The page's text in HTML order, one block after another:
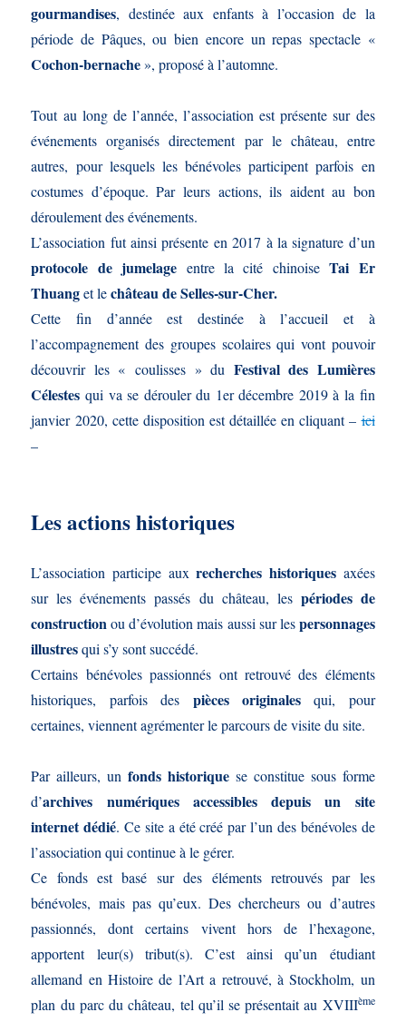
gourmandises, destinée aux enfants à l’occasion de la
période de Pâques, ou bien encore un repas spectacle «
Cochon-bernache», proposé à l’automne.
Tout au long de l’année, l’association est présente sur des
événements organisés directement par le château, entre
autres, pour lesquels les bénévoles participent parfois en
costumes d’époque. Par leurs actions, ils aident au bon
déroulement des événements.
L’association fut ainsi présente en 2017 à la signature d’un
protocole de jumelage entre la cité chinoiseTai Er
Thuanget lechâteau de Selles-sur-Cher.
Cette fin d’année est destinée à l’accueil et à
l’accompagnement des groupes scolaires qui vont pouvoir
découvrir les « coulisses » du Festival des Lumières
Célestes qui va se dérouler du 1er décembre 2019 à la fin
janvier 2020, cette disposition est détaillée en cliquant –ici
–
Les actions historiques
L’association participe auxrecherches historiquesaxées
sur les événements passés du château, les périodes de
constructionou d’évolution mais aussi sur lespersonnages
illustresqui s’y sont succédé.
Certains bénévoles passionnés ont retrouvé des éléments
historiques, parfois des pièces originalesqui, pour
certaines, viennent agrémenter le parcours de visite du site.
Par ailleurs, unfonds historique se constitue sous forme
d’archives numériques accessibles depuis un site
internet dédié. Ce site a été créé par l’un des bénévoles de
l’association qui continue à le gérer.
Ce fonds est basé sur des éléments retrouvés par les
bénévoles, mais pas qu’eux. Des chercheurs ou d’autres
passionnés, dont certains vivent hors de l’hexagone,
apportent leur(s) tribut(s). C’est ainsi qu’un étudiant
allemand en Histoire de l’Art a retrouvé, à Stockholm, un
plan du parc du château, tel qu’il se présentait au XVIIIème